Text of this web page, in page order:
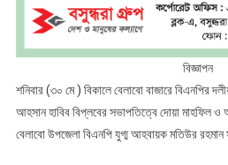
বিজ্ঞাপন
শনিবার (৩০ মে ) বিকালে বেলাবো বাজারে বিএনপির
আহসান হাবিব বিপ্লবের সভাপতিত্বে দোয়া মাহফিল
বেলাবো উপজেলা বিএনপি যুগ্ম আহবায়ক মতিউর রহমান